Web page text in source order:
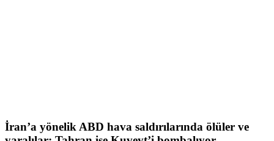
İran’a yönelik ABD hava saldırılarında ölüler ve